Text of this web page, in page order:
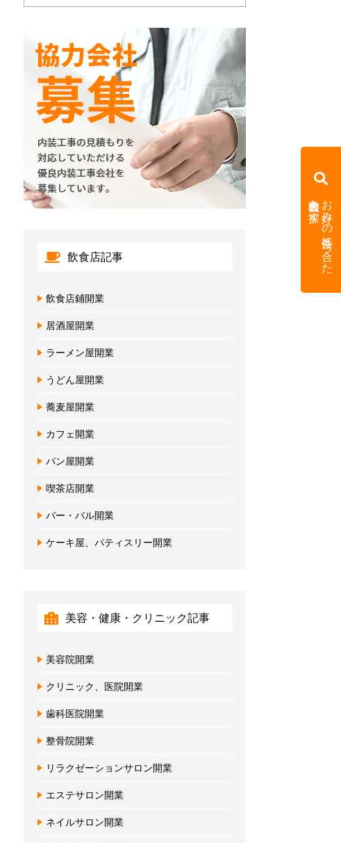
飲食店記事
飲食店鋪開業
居酒屋開業
ラーメン屋開業
うどん屋開業
蕎麦屋開業
カフェ開業
パン屋開業
喫茶店開業
バー・バル開業
ケーキ屋、パティスリー開業
美容・健康・クリニック記事
美容院開業
クリニック、医院開業
歯科医院開業
整骨院開業
リラクゼーションサロン開業
エステサロン開業
ネイルサロン開業
お好みの条件に合った
内装会社を探す